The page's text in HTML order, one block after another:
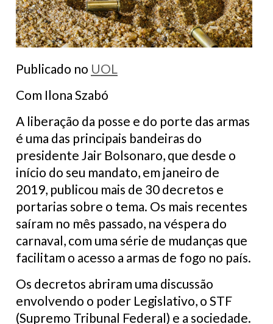
Publicado no UOL
Com Ilona Szabó
A liberação da posse e do porte das armas
é uma das principais bandeiras do
presidente Jair Bolsonaro, que desde o
início do seu mandato, em janeiro de
2019, publicou mais de 30 decretos e
portarias sobre o tema. Os mais recentes
saíram no mês passado, na véspera do
carnaval, com uma série de mudanças que
facilitam o acesso a armas de fogo no país.
Os decretos abriram uma discussão
envolvendo o poder Legislativo, o STF
(Supremo Tribunal Federal) e a sociedade.